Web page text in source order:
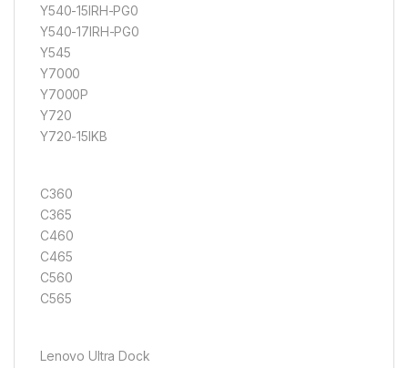
Y540-15IRH-PG0
Y540-17IRH-PG0
Y545
Y7000
Y7000P
Y720
Y720-15IKB
C360
C365
C460
C465
C560
C565
Lenovo Ultra Dock